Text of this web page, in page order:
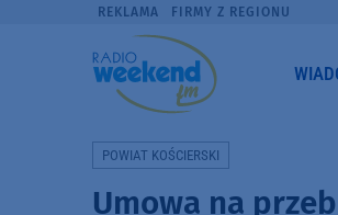
REKLAMA FIRMY Z REGIONU
POWIAT KOŚCIERSKI
Umowa na